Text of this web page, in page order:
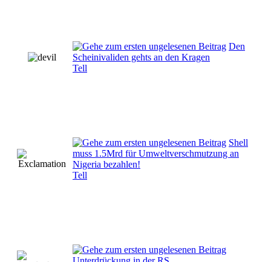
Den
Scheinivaliden gehts an den Kragen
Tell
Shell
muss 1.5Mrd für Umweltverschmutzung an
Nigeria bezahlen!
Tell